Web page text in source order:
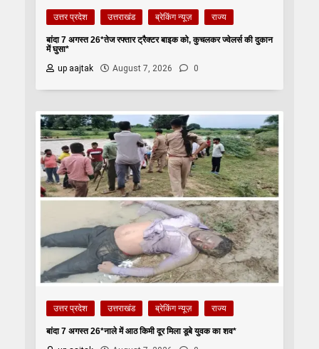
उत्तर प्रदेश उत्तराखंड ब्रेकिंग न्यूज़ राज्य
बांदा 7 अगस्त 26*तेज रफ्तार ट्रैक्टर बाइक को, कुचलकर ज्वेलर्स की दुकान
में घुसा*
up aajtak
August 7, 2026 0
उत्तर प्रदेश उत्तराखंड ब्रेकिंग न्यूज़ राज्य
बांदा 7 अगस्त 26*नाले में आठ किमी दूर मिला डूबे युवक का शव*